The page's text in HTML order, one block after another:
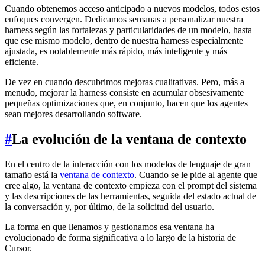
Cuando obtenemos acceso anticipado a nuevos modelos, todos estos
enfoques convergen. Dedicamos semanas a personalizar nuestra
harness según las fortalezas y particularidades de un modelo, hasta
que ese mismo modelo, dentro de nuestra harness especialmente
ajustada, es notablemente más rápido, más inteligente y más
eficiente.
De vez en cuando descubrimos mejoras cualitativas. Pero, más a
menudo, mejorar la harness consiste en acumular obsesivamente
pequeñas optimizaciones que, en conjunto, hacen que los agentes
sean mejores desarrollando software.
#La evolución de la ventana de contexto
En el centro de la interacción con los modelos de lenguaje de gran
tamaño está la ventana de contexto. Cuando se le pide al agente que
cree algo, la ventana de contexto empieza con el prompt del sistema
y las descripciones de las herramientas, seguida del estado actual de
la conversación y, por último, de la solicitud del usuario.
La forma en que llenamos y gestionamos esa ventana ha
evolucionado de forma significativa a lo largo de la historia de
Cursor.